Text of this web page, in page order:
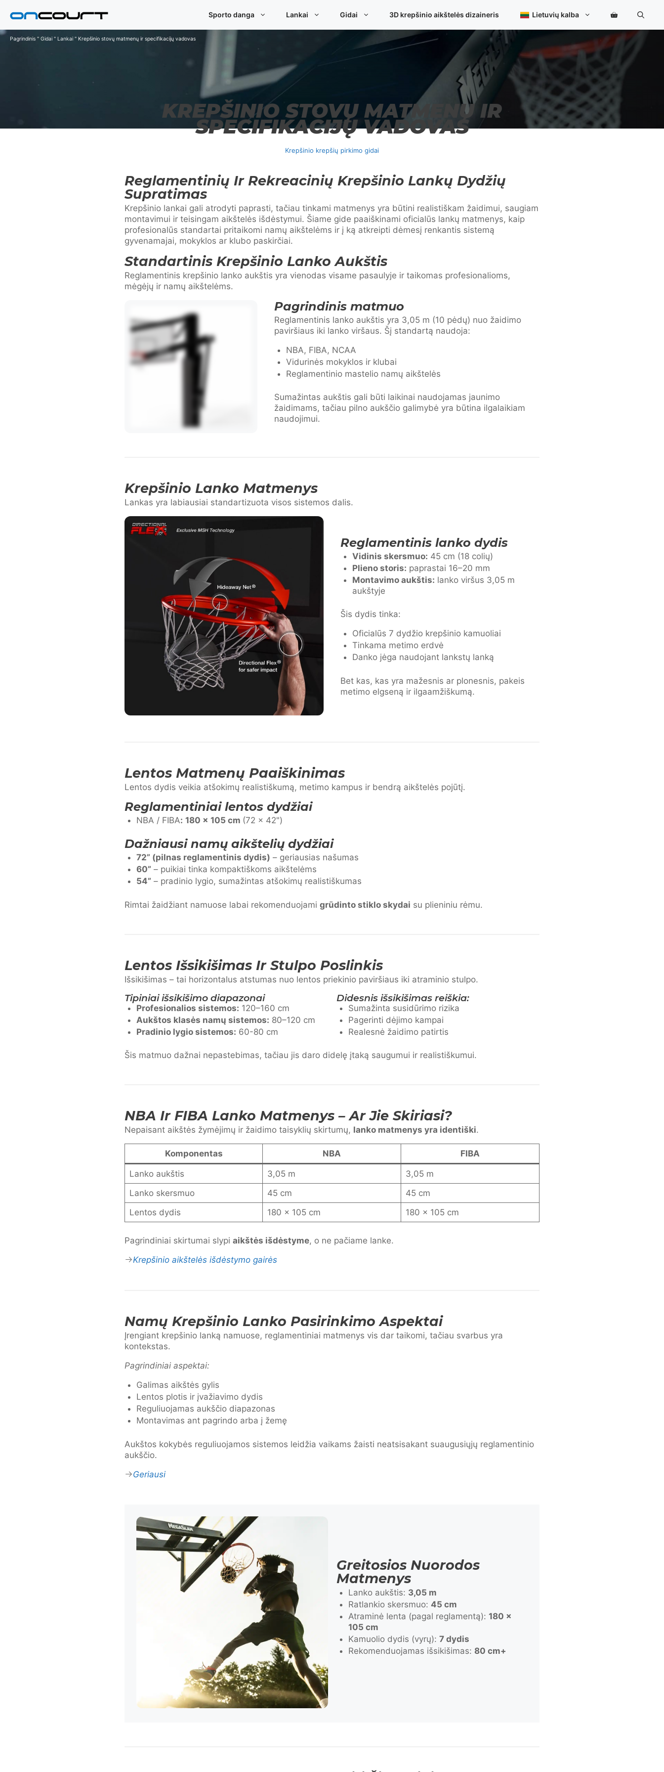
prie
Sporto danga Lankai Gidai 3D krepšinio aikštelės dizaineris Lietuvių kalba
Pagrindinis " Gidai " Lankai " Krepšinio stovų matmenų ir specifikacijų vadovas
KREPŠINIO STOVŲ MATMENŲ IR
SPECIFIKACIJŲ VADOVAS
Krepšinio krepšių pirkimo gidai
Reglamentinių Ir Rekreacinių Krepšinio Lankų Dydžių
Supratimas
Krepšinio lankai gali atrodyti paprasti, tačiau tinkami matmenys yra būtini realistiškam žaidimui, saugiam
montavimui ir teisingam aikštelės išdėstymui. Šiame gide paaiškinami oficialūs lankų matmenys, kaip
profesionalūs standartai pritaikomi namų aikštelėms ir į ką atkreipti dėmesį renkantis sistemą
gyvenamajai, mokyklos ar klubo paskirčiai.
Standartinis Krepšinio Lanko Aukštis
Reglamentinis krepšinio lanko aukštis yra vienodas visame pasaulyje ir taikomas profesionalioms,
mėgėjų ir namų aikštelėms.
Pagrindinis matmuo
Reglamentinis lanko aukštis yra 3,05 m (10 pėdų) nuo žaidimo
paviršiaus iki lanko viršaus. Šį standartą naudoja:
NBA, FIBA, NCAA
Vidurinės mokyklos ir klubai
Reglamentinio mastelio namų aikštelės
Sumažintas aukštis gali būti laikinai naudojamas jaunimo
žaidimams, tačiau pilno aukščio galimybė yra būtina ilgalaikiam
naudojimui.
Krepšinio Lanko Matmenys
Lankas yra labiausiai standartizuota visos sistemos dalis.
Reglamentinis lanko dydis
Vidinis skersmuo: 45 cm (18 colių)
Plieno storis: paprastai 16–20 mm
Montavimo aukštis: lanko viršus 3,05 m
aukštyje
Šis dydis tinka:
Oficialūs 7 dydžio krepšinio kamuoliai
Tinkama metimo erdvė
Danko jėga naudojant lankstų lanką
Bet kas, kas yra mažesnis ar plonesnis, pakeis
metimo elgseną ir ilgaamžiškumą.
Lentos Matmenų Paaiškinimas
Lentos dydis veikia atšokimų realistiškumą, metimo kampus ir bendrą aikštelės pojūtį.
Reglamentiniai lentos dydžiai
NBA / FIBA: 180 × 105 cm (72 × 42")
Dažniausi namų aikštelių dydžiai
72” (pilnas reglamentinis dydis) – geriausias našumas
60” – puikiai tinka kompaktiškoms aikštelėms
54” – pradinio lygio, sumažintas atšokimų realistiškumas
Rimtai žaidžiant namuose labai rekomenduojami grūdinto stiklo skydai su plieniniu rėmu.
Lentos Išsikišimas Ir Stulpo Poslinkis
Išsikišimas – tai horizontalus atstumas nuo lentos priekinio paviršiaus iki atraminio stulpo.
Tipiniai išsikišimo diapazonai
Profesionalios sistemos: 120–160 cm
Aukštos klasės namų sistemos: 80–120 cm
Pradinio lygio sistemos: 60-80 cm
Didesnis išsikišimas reiškia:
Sumažinta susidūrimo rizika
Pagerinti dėjimo kampai
Realesnė žaidimo patirtis
Šis matmuo dažnai nepastebimas, tačiau jis daro didelę įtaką saugumui ir realistiškumui.
NBA Ir FIBA Lanko Matmenys – Ar Jie Skiriasi?
Nepaisant aikštės žymėjimų ir žaidimo taisyklių skirtumų, lanko matmenys yra identiški.
Komponentas NBA FIBA
Lanko aukštis 3,05 m
3,05 m
Lanko skersmuo
45 cm
45 cm
Lentos dydis
180 × 105 cm 180 × 105 cm
Pagrindiniai skirtumai slypi aikštės išdėstyme, o ne pačiame lanke.
Krepšinio aikštelės išdėstymo gairės
Namų Krepšinio Lanko Pasirinkimo Aspektai
Įrengiant krepšinio lanką namuose, reglamentiniai matmenys vis dar taikomi, tačiau svarbus yra
kontekstas.
Pagrindiniai aspektai:
Galimas aikštės gylis
Lentos plotis ir įvažiavimo dydis
Reguliuojamas aukščio diapazonas
Montavimas ant pagrindo arba į žemę
Aukštos kokybės reguliuojamos sistemos leidžia vaikams žaisti neatsisakant suaugusiųjų reglamentinio
aukščio.
Geriausi
Greitosios Nuorodos
Matmenys
Lanko aukštis: 3,05 m
Ratlankio skersmuo: 45 cm
Atraminė lenta (pagal reglamentą): 180 ×
105 cm
Kamuolio dydis (vyrų): 7 dydis
Rekomenduojamas išsikišimas: 80 cm+